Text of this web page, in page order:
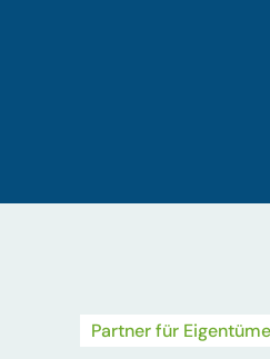
Partner für